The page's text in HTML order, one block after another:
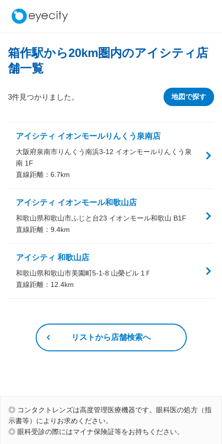
箱作駅から20km圏内のアイシティ店
舗一覧
地図で探す
3件見つかりました。
アイシティ イオンモールりんくう泉南店
大阪府泉南市りんくう南浜3-12 イオンモールりんくう泉
南 1F
直線距離： 6.7km
アイシティ イオンモール和歌山店
和歌山県和歌山市ふじと台23 イオンモール和歌山 B1F
直線距離： 9.4km
アイシティ 和歌山店
和歌山県和歌山市美園町5-1-8 山榮ビル 1Ｆ
直線距離： 12.4km
リストから店舗検索へ
◎ コンタクトレンズは高度管理医療機器です。眼科医の処方（指
示書等）によりお求めください。
◎ 眼科受診の際にはマイナ保険証等をお持ちください。